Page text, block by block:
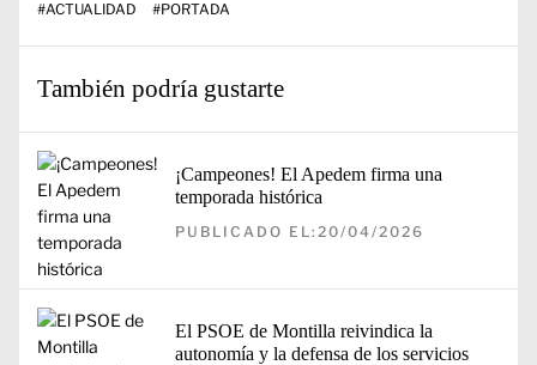
#ACTUALIDAD #PORTADA
También podría gustarte
¡Campeones! El Apedem firma una
temporada histórica
PUBLICADO EL:20/04/2026
El PSOE de Montilla reivindica la
autonomía y la defensa de los servicios